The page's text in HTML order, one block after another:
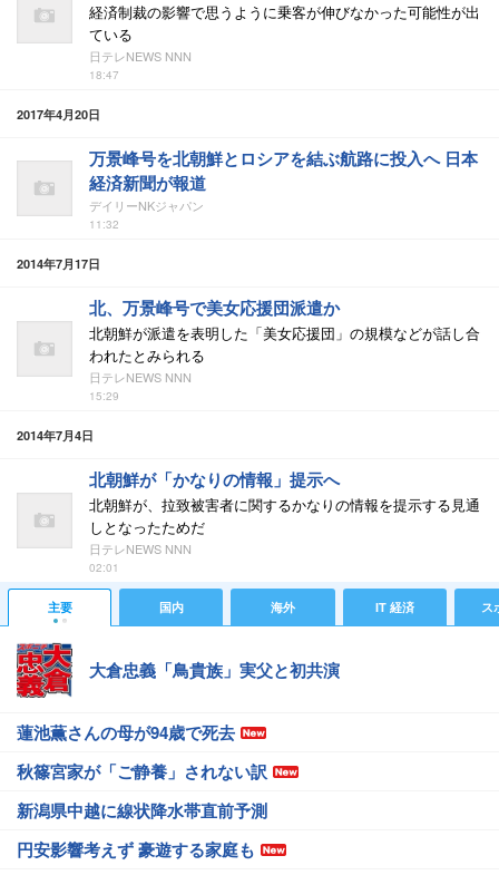
経済制裁の影響で思うように乗客が伸びなかった可能性が出
ている
日テレNEWS NNN
18:47
2017年4月20日
万景峰号を北朝鮮とロシアを結ぶ航路に投入へ 日本
経済新聞が報道
デイリーNKジャパン
11:32
2014年7月17日
北、万景峰号で美女応援団派遣か
北朝鮮が派遣を表明した「美女応援団」の規模などが話し合
われたとみられる
日テレNEWS NNN
15:29
2014年7月4日
北朝鮮が「かなりの情報」提示へ
北朝鮮が、拉致被害者に関するかなりの情報を提示する見通
しとなったためだ
日テレNEWS NNN
02:01
主要 国内 海外 IT 経済 ス
大倉忠義「鳥貴族」実父と初共演
蓮池薫さんの母が94歳で死去
秋篠宮家が「ご静養」されない訳
新潟県中越に線状降水帯直前予測
円安影響考えず 豪遊する家庭も